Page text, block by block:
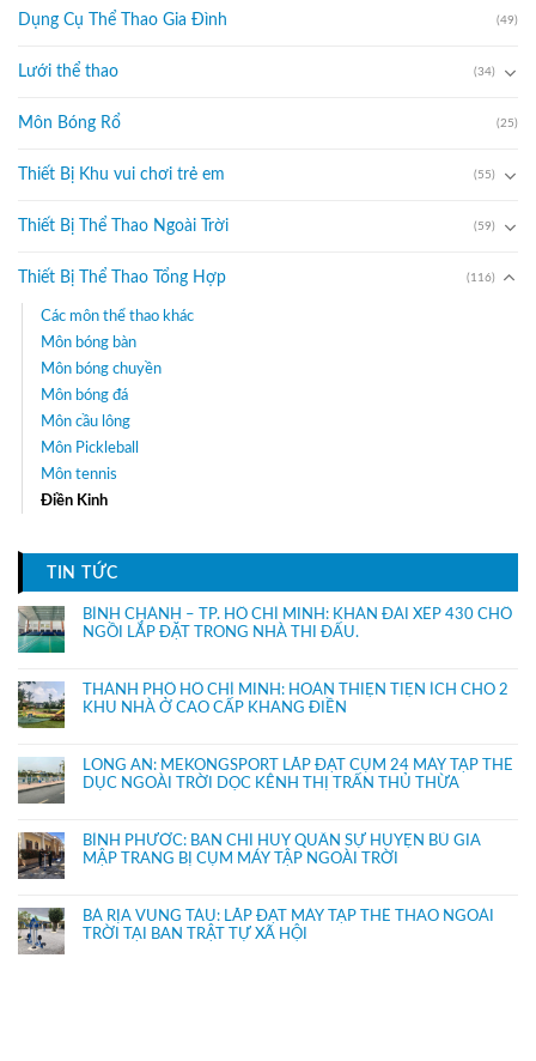
Dụng Cụ Thể Thao Gia Đình (49)
Lưới thể thao (34)
Môn Bóng Rổ (25)
Thiết Bị Khu vui chơi trẻ em (55)
Thiết Bị Thể Thao Ngoài Trời (59)
Thiết Bị Thể Thao Tổng Hợp (116)
Các môn thể thao khác
Môn bóng bàn
Môn bóng chuyền
Môn bóng đá
Môn cầu lông
Môn Pickleball
Môn tennis
Điền Kinh
TIN TỨC
BÌNH CHÁNH – TP. HỒ CHÍ MINH: KHÁN ĐÀI XẾP 430 CHỔ
NGỒI LẮP ĐẶT TRONG NHÀ THI ĐẤU.
THÀNH PHỐ HỒ CHÍ MINH: HOÀN THIỆN TIỆN ÍCH CHO 2
KHU NHÀ Ở CAO CẤP KHANG ĐIỀN
LONG AN: MEKONGSPORT LẮP ĐẶT CỤM 24 MÁY TẬP THỂ
DỤC NGOÀI TRỜI DỌC KÊNH THỊ TRẤN THỦ THỪA
BÌNH PHƯỚC: BAN CHỈ HUY QUÂN SỰ HUYỆN BÙ GIA
MẬP TRANG BỊ CỤM MÁY TẬP NGOÀI TRỜI
BÀ RỊA VŨNG TÀU: LẮP ĐẶT MÁY TẬP THỂ THAO NGOÀI
TRỜI TẠI BAN TRẬT TỰ XÃ HỘI